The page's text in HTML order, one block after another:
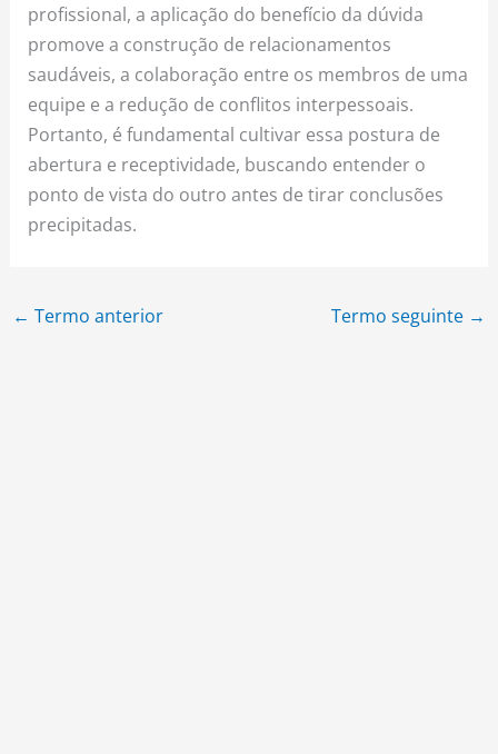
profissional, a aplicação do benefício da dúvida
promove a construção de relacionamentos
saudáveis, a colaboração entre os membros de uma
equipe e a redução de conflitos interpessoais.
Portanto, é fundamental cultivar essa postura de
abertura e receptividade, buscando entender o
ponto de vista do outro antes de tirar conclusões
precipitadas.
← Termo anterior Termo seguinte →